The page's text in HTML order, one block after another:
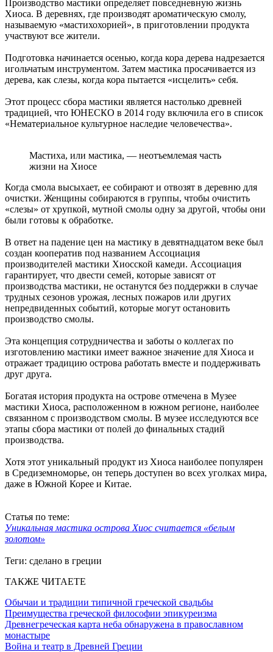
Производство мастики определяет повседневную жизнь
Хиоса. В деревнях, где производят ароматическую смолу,
называемую «мастихохорией», в приготовлении продукта
участвуют все жители.
Подготовка начинается осенью, когда кора дерева надрезается
игольчатым инструментом. Затем мастика просачивается из
дерева, как слезы, когда кора пытается «исцелить» себя.
Этот процесс сбора мастики является настолько древней
традицией, что ЮНЕСКО в 2014 году включила его в список
«Нематериальное культурное наследие человечества».
Мастиха, или мастика, — неотъемлемая часть
жизни на Хиосе
Когда смола высыхает, ее собирают и отвозят в деревню для
очистки. Женщины собираются в группы, чтобы очистить
«слезы» от хрупкой, мутной смолы одну за другой, чтобы они
были готовы к обработке.
В ответ на падение цен на мастику в девятнадцатом веке был
создан кооператив под названием Ассоциация
производителей мастики Хиосской камеди. Ассоциация
гарантирует, что двести семей, которые зависят от
производства мастики, не останутся без поддержки в случае
трудных сезонов урожая, лесных пожаров или других
непредвиденных событий, которые могут остановить
производство смолы.
Эта концепция сотрудничества и заботы о коллегах по
изготовлению мастики имеет важное значение для Хиоса и
отражает традицию острова работать вместе и поддерживать
друг друга.
Богатая история продукта на острове отмечена в Музее
мастики Хиоса, расположенном в южном регионе, наиболее
связанном с производством смолы. В музее исследуются все
этапы сбора мастики от полей до финальных стадий
производства.
Хотя этот уникальный продукт из Хиоса наиболее популярен
в Средиземноморье, он теперь доступен во всех уголках мира,
даже в Южной Корее и Китае.
Статья по теме:
Уникальная мастика острова Хиос считается «белым
золотом»
Теги: сделано в греции
ТАКЖЕ ЧИТАЕТЕ
Обычаи и традиции типичной греческой свадьбы
Преимущества греческой философии эпикуреизма
Древнегреческая карта неба обнаружена в православном
монастыре
Война и театр в Древней Греции